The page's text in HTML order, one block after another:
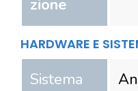
zione
HARDWARE E
Sistema